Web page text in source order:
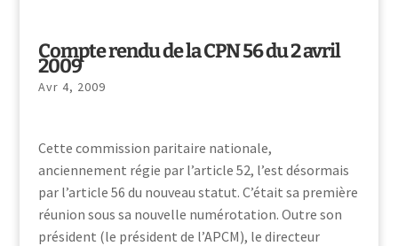
Compte rendu de la CPN 56 du 2 avril
2009
Avr 4, 2009
Cette commission paritaire nationale,
anciennement régie par l’article 52, l’est désormais
par l’article 56 du nouveau statut. C’était sa première
réunion sous sa nouvelle numérotation. Outre son
président (le président de l’APCM), le directeur